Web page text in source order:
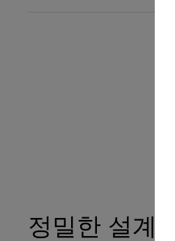
정밀한 설계